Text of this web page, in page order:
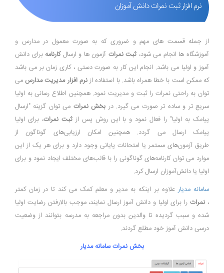
نرم افزار ثبت نمرات دانش آموزان
از جمله قسمت های مهم و ضروری که به صورت معمول در مدارس و
آموزشگاه ها انجام می شود، ثبت نمرات آزمون ها و ارسالکارنامه برای دانش
آموز و اولیا می باشد. انجام این کار به صورت دستی ، کاری زمان بر می باشد
که ممکن است با خطا همراه باشد. با استفاده ازنرم افزار مدیریت مدارسمی
توان به راحتی نمرات را ثبت و مدیریت نمود. همچنین اطلاع رسانی به اولیا
سریع تر و ساده تر صورت می گیرد. در بخش نمرات می توان گزینه "ارسال
پیامک به اولیا" را فعال نمود و با این روش پس ازثبت نمرات، برای اولیا
پیامک ارسال می گردد. همچنین امکان ارزیابی‌های گوناگون از
طریق آزمون‌های مستمر یا امتحانات پایانی وجود دارد و برای هر یک از این
موارد می توان کارنامه‌های گوناگونی را با قالب‌های مختلف ایجاد نمود و برای
اولیا یا دانش‌آموزان ارسال کرد.
سامانه مدیار علاوه بر اینکه به مدیر و معلم کمک می کند تا در زمان کمتر
، نمراترا برای اولیا و دانش آموز ارسال نمایند، موجب بالارفتن رضایت اولیا
شده و سبب گردیده تا والدین بدون مراجعه به مدرسه بتوانند از وضعیت
درسی دانش آموز خود مطلع گردند.
بخش نمرات سامانه مدیار